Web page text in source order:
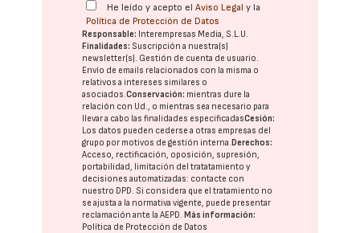
He leído y acepto elAviso Legal y la
Política de Protección de Datos
Responsable: Interempresas Media, S.L.U.
Finalidades: Suscripción a nuestra(s)
newsletter(s). Gestión de cuenta de usuario.
Envío de emails relacionados con la misma o
relativos a intereses similares o
asociados.Conservación: mientras dure la
relación con Ud., o mientras sea necesario para
llevar a cabo las finalidades especificadasCesión:
Los datos pueden cederse a otras empresas del
grupo por motivos de gestión interna.Derechos:
Acceso, rectificación, oposición, supresión,
portabilidad, limitación del tratatamiento y
decisiones automatizadas: contacte con
nuestro DPD. Si considera que el tratamiento no
se ajusta a la normativa vigente, puede presentar
reclamación ante laAEPD.Más información:
Política de Protección de Datos